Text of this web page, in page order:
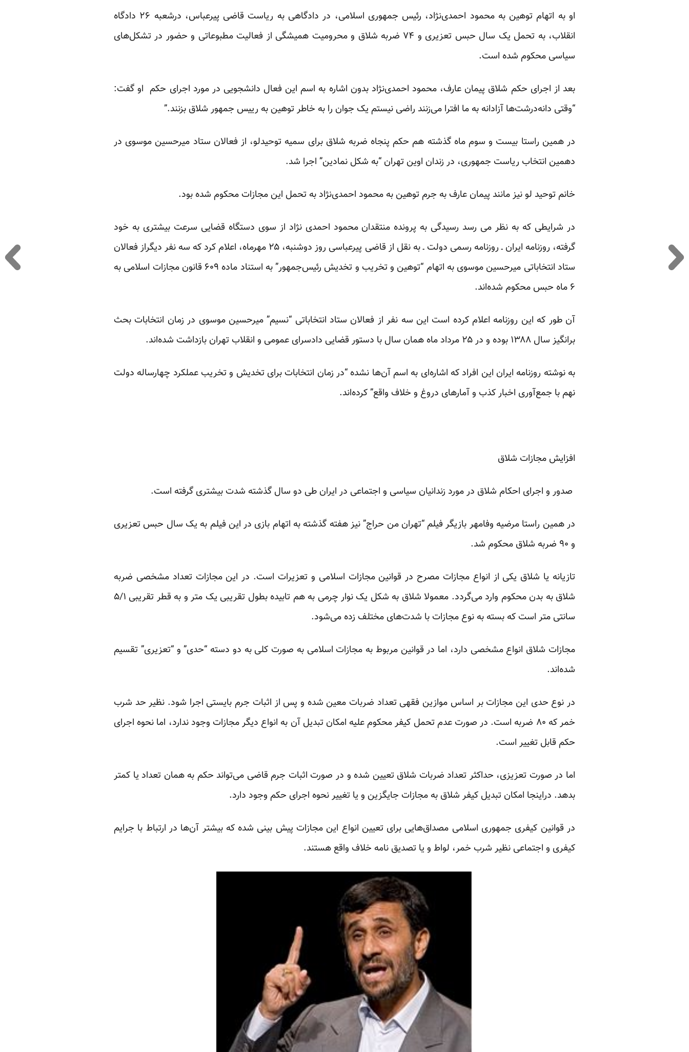
او به اتهام توهین به محمود احمدی‌نژاد، رئیس جمهوری اسلامی، در دادگاهی به ریاست قاضی پیرعباس، درشعبه ۲۶ دادگاه
انقلاب، به تحمل یک سال حبس تعزیری و ۷۴ ضربه شلاق و محرومیت همیشگی از فعالیت مطبوعاتی و حضور در تشکل‌های
سیاسی محکوم شده است.
بعد از اجرای حکم شلاق پیمان عارف، محمود احمدی‌نژاد بدون اشاره به اسم این فعال دانشجویی در مورد اجرای حکم او گفت:
“وقتی دانه‌درشت‌ها آزادانه به ما افترا می‌زنند راضی نیستم یک جوان را به خاطر توهین به رییس جمهور شلاق بزنند.”
در همین راستا بیست و سوم ماه گذشته هم حکم پنجاه ضربه شلاق برای سمیه توحیدلو، از فعالان ستاد میرحسین موسوی در
دهمین انتخاب ریاست جمهوری، در زندان اوین تهران “به شکل نمادین” اجرا شد.
خانم توحید لو نیز مانند پیمان عارف به جرم توهین به محمود احمدی‌نژاد به تحمل این مجازات محکوم شده بود.
در شرایطی که به نظر می رسد رسیدگی به پرونده منتقدان محمود احمدی نژاد از سوی دستگاه قضایی سرعت بیشتری به خود
گرفته، روزنامه ایران ـ روزنامه رسمی دولت ـ به نقل از قاضی پیرعباسی روز دوشنبه، ۲۵ مهرماه، اعلام کرد که سه نفر دیگراز فعالان
ستاد انتخاباتی میرحسین موسوی به اتهام “توهین و تخریب و تخدیش رئیس‌جمهور” به استناد ماده ۶۰۹ قانون مجازات اسلامی به
۶ ماه حبس محکوم شده‌اند.
آن طور که این روزنامه اعلام کرده است این سه نفر از فعالان ستاد انتخاباتی “نسیم” میرحسین موسوی در زمان انتخابات بحث
برانگیز سال ۱۳۸۸ بوده‌ و در ۲۵ مرداد ماه‌‌ همان سال با دستور قضایی دادسرای عمومی و انقلاب تهران بازداشت شده‌اند.
به نوشته روزنامه ایران این افراد که اشاره‌ای به اسم آن‌ها نشده “در زمان انتخابات برای تخدیش و تخریب عملکرد چهارساله دولت
نهم با جمع‌آوری اخبار کذب و آمارهای دروغ و خلاف واقع” کرده‌اند.
افزایش مجازات شلاق
صدور و اجرای احکام شلاق در مورد زندانیان سیاسی و اجتماعی در ایران طی دو سال گذشته شدت بیشتری گرفته است.
در همین راستا مرضیه وفامهر بازیگر فیلم “تهران من حراج” نیز هفته گذشته به اتهام بازی در این فیلم به یک سال حبس تعزیری
و ۹۰ ضربه شلاق محکوم شد.
تازیانه یا شلاق یکی از انواع مجازات مصرح در قوانین مجازات اسلامی و تعزیرات است. در این مجازات تعداد مشخصی ضربه
شلاق به بدن محکوم وارد می‌گردد. معمولا شلاق به شکل یک نوار چرمی به هم تابیده بطول تقریبی یک متر و به قطر تقریبی ۵/۱
سانتی متر است که بسته به نوع مجازات با شدت‌های مختلف زده می‌شود.
مجازات شلاق انواع مشخصی دارد، اما در قوانین مربوط به مجازات اسلامی به صورت کلی به دو دسته “حدی” و “تعزیری” تقسیم
شده‌اند.
در نوع حدی این مجازات بر اساس موازین فقهی تعداد ضربات معین شده و پس از اثبات جرم بایستی اجرا شود. نظیر حد شرب
خمر که ۸۰ ضربه است. در صورت عدم تحمل کیفر محکوم علیه امکان تبدیل آن به انواع دیگر مجازات وجود ندارد، اما نحوه اجرای
حکم قابل تغییر است.
اما در صورت تعزیزی، حداکثر تعداد ضربات شلاق تعیین شده و در صورت اثبات جرم قاضی می‌تواند حکم به‌‌‌ همان تعداد یا کمتر
بدهد. دراینجا امکان تبدیل کیفر شلاق به مجازات جایگزین و یا تغییر نحوه اجرای حکم وجود دارد.
در قوانین کیفری جمهوری اسلامی مصداق‌هایی برای تعیین انواع این مجازات پیش بینی شده که بیشتر آن‌ها در ارتباط با جرایم
کیفری و اجتماعی نظیر شرب خمر، لواط و یا تصدیق نامه خلاف واقع هستند.